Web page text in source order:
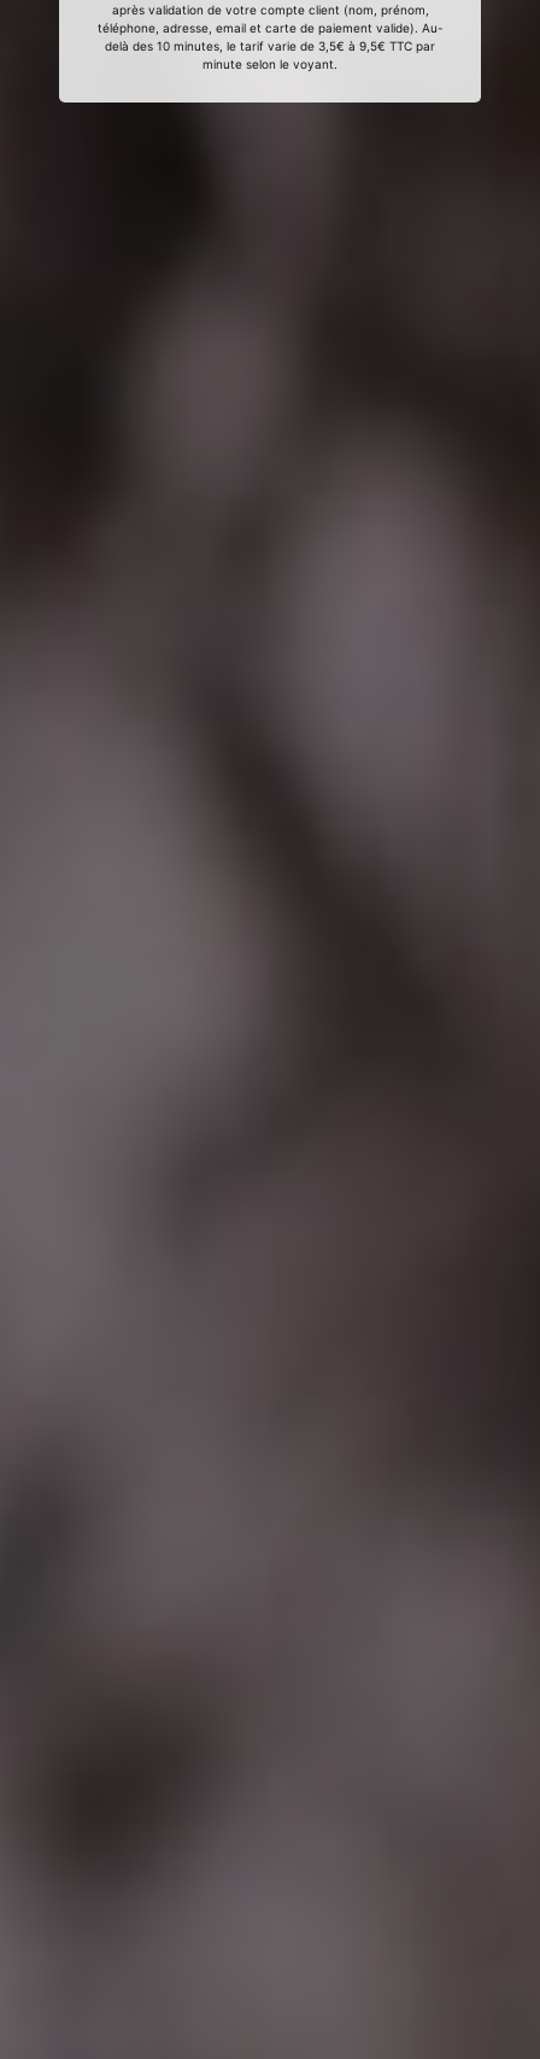
après validation de votre compte client (nom, prénom,
téléphone, adresse, email et carte de paiement valide). Au-
delà des 10 minutes, le tarif varie de 3,5€ à 9,5€ TTC par
minute selon le voyant.